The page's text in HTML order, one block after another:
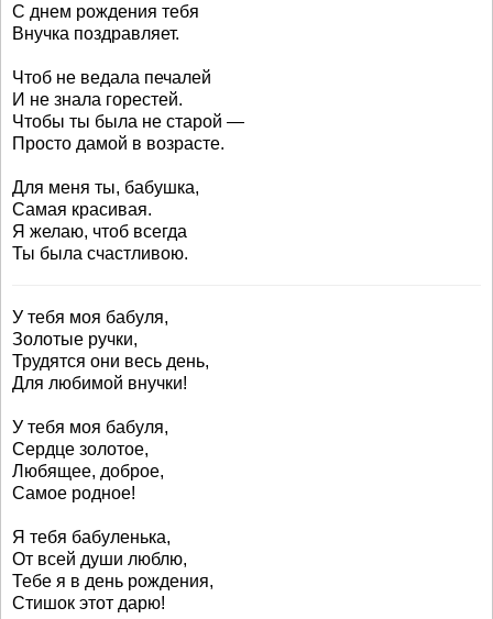
С днем рождения тебя
Внучка поздравляет.
Чтоб не ведала печалей
И не знала горестей.
Чтобы ты была не старой —
Просто дамой в возрасте.
Для меня ты, бабушка,
Самая красивая.
Я желаю, чтоб всегда
Ты была счастливою.
У тебя моя бабуля,
Золотые ручки,
Трудятся они весь день,
Для любимой внучки!
У тебя моя бабуля,
Сердце золотое,
Любящее, доброе,
Самое родное!
Я тебя бабуленька,
От всей души люблю,
Тебе я в день рождения,
Стишок этот дарю!